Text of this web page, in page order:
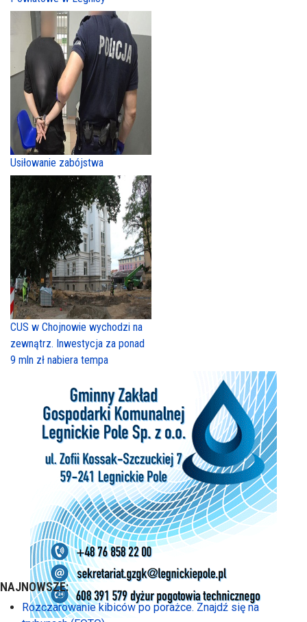
Usiłowanie zabójstwa
CUS w Chojnowie wychodzi na
zewnątrz. Inwestycja za ponad
9 mln zł nabiera tempa
NAJNOWSZE:
Rozczarowanie kibiców po porażce. Znajdź się na